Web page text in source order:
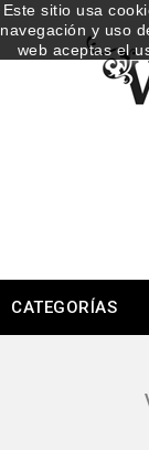
CATEGORÍAS
Este sitio usa
navegación y uso
web aceptas el